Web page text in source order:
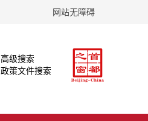
网站无障碍
高级搜索
政策文件搜索